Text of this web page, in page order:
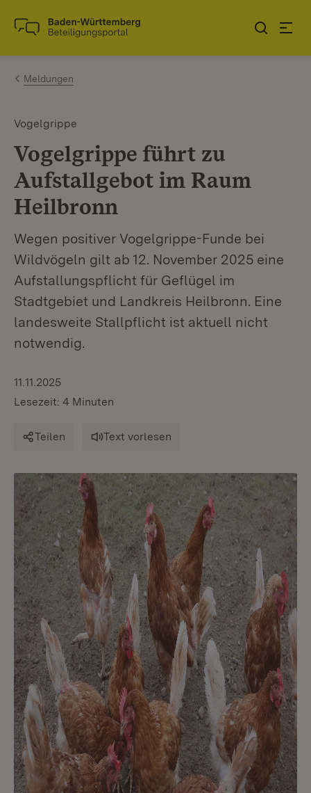
Zum Inhalt springen
Link zur Startseite
Meldungen
Vogelgrippe
Vogelgrippe führt zu
Aufstallgebot im Raum
Heilbronn
Wegen positiver Vogelgrippe-Funde bei
Wildvögeln gilt ab 12. November 2025 eine
Aufstallungspflicht für Geflügel im
Stadtgebiet und Landkreis Heilbronn. Eine
landesweite Stallpflicht ist aktuell nicht
notwendig.
11.11.2025
Lesezeit: 4 Minuten
Teilen Text vorlesen